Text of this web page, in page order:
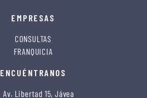
EMPRESAS
CONSULTAS
FRANQUICIA
ENCUÉNTRANOS
Av. Libertad 15, Jávea